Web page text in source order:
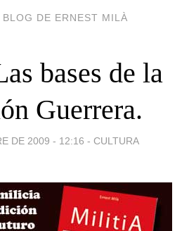
DE ERNEST MILÀ
bases de la
Guerrera.
DE 2009 - 12:16 - CULTURA